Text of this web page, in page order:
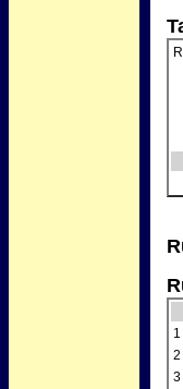
1
2
3